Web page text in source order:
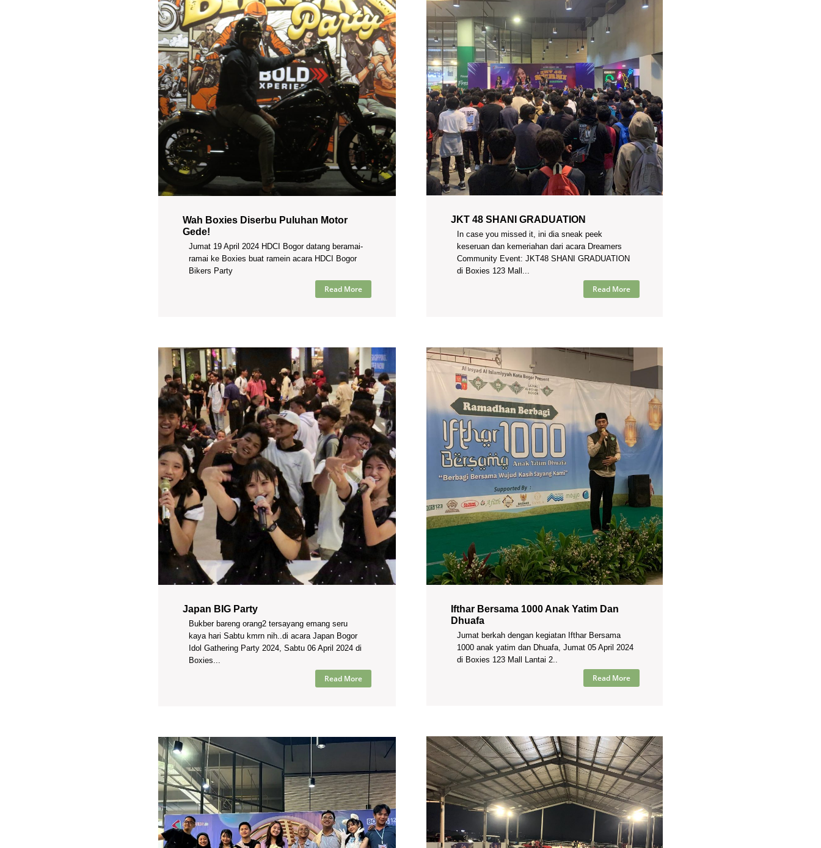
JKT 48 SHANI GRADUATION
In case you missed it, ini dia sneak peek
keseruan dan kemeriahan dari acara Dreamers
Community Event: JKT48 SHANI GRADUATION
di Boxies 123 Mall...
Read More
Wah Boxies Diserbu Puluhan Motor
Gede!
Jumat 19 April 2024 HDCI Bogor datang beramai-
ramai ke Boxies buat ramein acara HDCI Bogor
Bikers Party
Read More
Japan BIG Party
Bukber bareng orang2 tersayang emang seru
kaya hari Sabtu kmrn nih..di acara Japan Bogor
Idol Gathering Party 2024, Sabtu 06 April 2024 di
Boxies...
Read More
Ifthar Bersama 1000 Anak Yatim Dan
Dhuafa
Jumat berkah dengan kegiatan Ifthar Bersama
1000 anak yatim dan Dhuafa, Jumat 05 April 2024
di Boxies 123 Mall Lantai 2..
Read More